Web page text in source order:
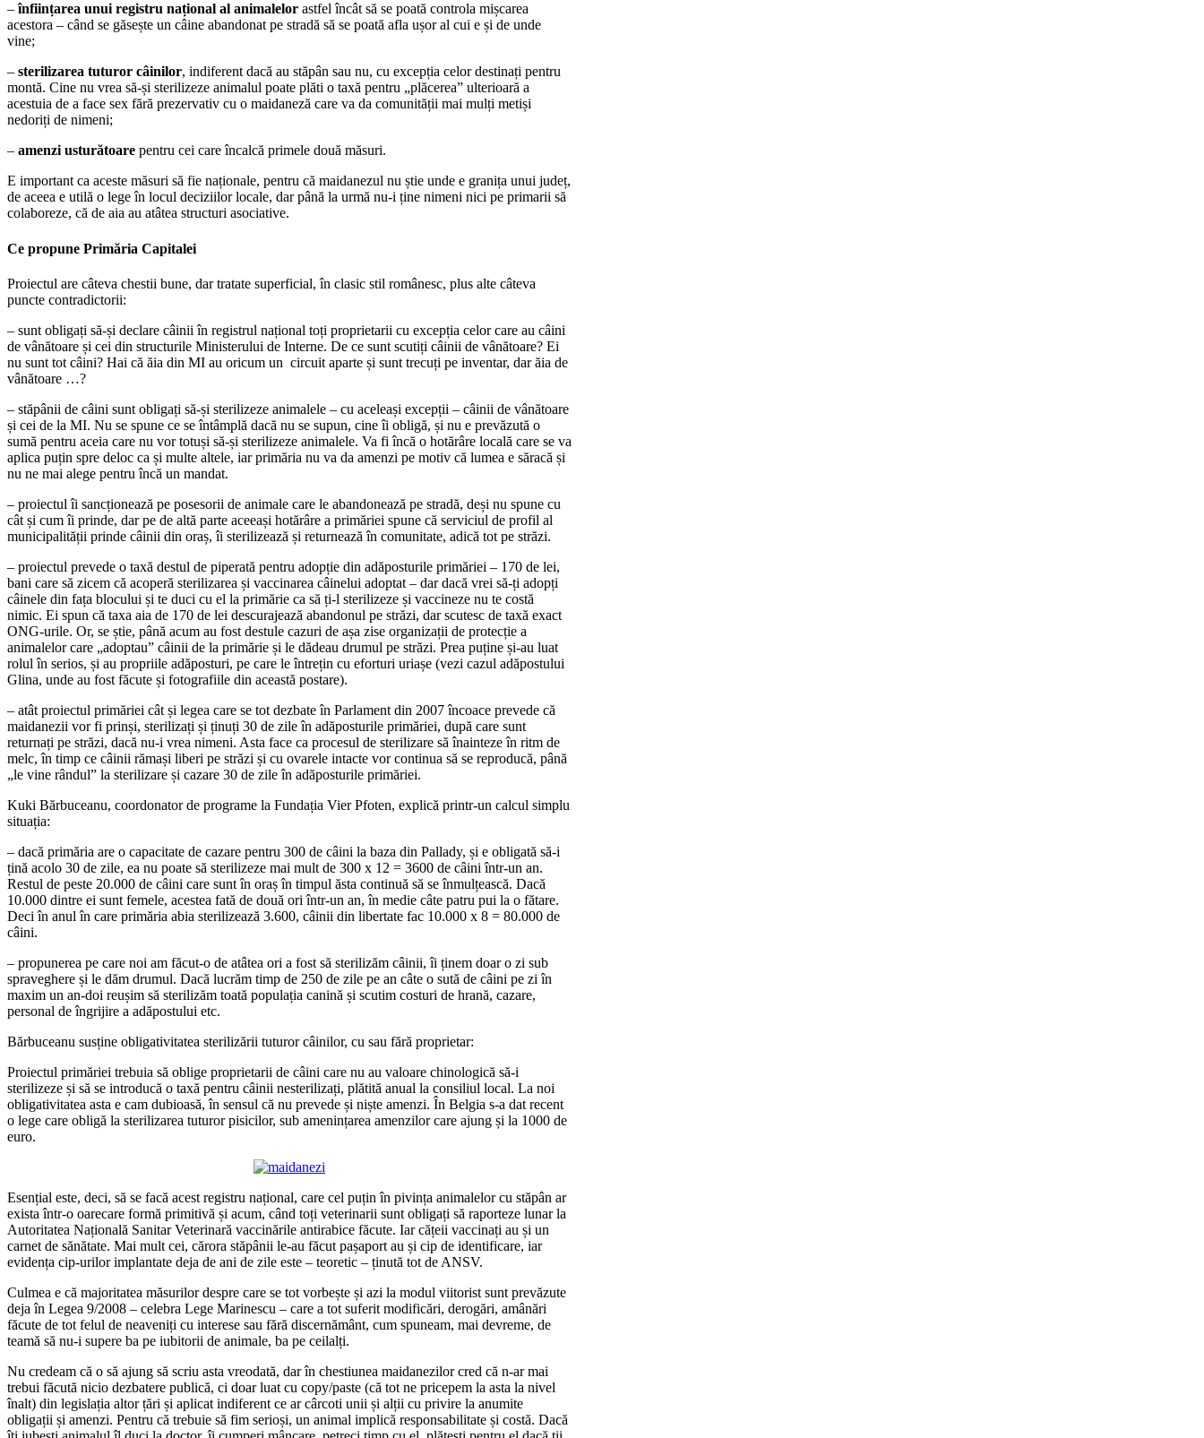
–înființarea unui registru național al animalelor astfel încât să se poată controla mișcarea
acestora – când se găsește un câine abandonat pe stradă să se poată afla ușor al cui e și de unde
vine;
– sterilizarea tuturor câinilor, indiferent dacă au stăpân sau nu, cu excepția celor destinați pentru
montă. Cine nu vrea să-și sterilizeze animalul poate plăti o taxă pentru „plăcerea” ulterioară a
acestuia de a face sex fără prezervativ cu o maidaneză care va da comunității mai mulți metiși
nedoriți de nimeni;
– amenzi usturătoare pentru cei care încalcă primele două măsuri.
E important ca aceste măsuri să fie naționale, pentru că maidanezul nu știe unde e granița unui județ,
de aceea e utilă o lege în locul deciziilor locale, dar până la urmă nu-i ține nimeni nici pe primarii să
colaboreze, că de aia au atâtea structuri asociative.
Ce propune Primăria Capitalei
Proiectul are câteva chestii bune, dar tratate superficial, în clasic stil românesc, plus alte câteva
puncte contradictorii:
– sunt obligați să-și declare câinii în registrul național toți proprietarii cu excepția celor care au câini
de vânătoare și cei din structurile Ministerului de Interne. De ce sunt scutiți câinii de vânătoare? Ei
nu sunt tot câini? Hai că ăia din MI au oricum un circuit aparte și sunt trecuți pe inventar, dar ăia de
vânătoare …?
– stăpânii de câini sunt obligați să-și sterilizeze animalele – cu aceleași excepții – câinii de vânătoare
și cei de la MI. Nu se spune ce se întâmplă dacă nu se supun, cine îi obligă, și nu e prevăzută o
sumă pentru aceia care nu vor totuși să-și sterilizeze animalele. Va fi încă o hotărâre locală care se va
aplica puțin spre deloc ca și multe altele, iar primăria nu va da amenzi pe motiv că lumea e săracă și
nu ne mai alege pentru încă un mandat.
– proiectul îi sancționează pe posesorii de animale care le abandonează pe stradă, deși nu spune cu
cât și cum îi prinde, dar pe de altă parte aceeași hotărâre a primăriei spune că serviciul de profil al
municipalității prinde câinii din oraș, îi sterilizează și returnează în comunitate, adică tot pe străzi.
– proiectul prevede o taxă destul de piperată pentru adopție din adăposturile primăriei – 170 de lei,
bani care să zicem că acoperă sterilizarea și vaccinarea câinelui adoptat – dar dacă vrei să-ți adopți
câinele din fața blocului și te duci cu el la primărie ca să ți-l sterilizeze și vaccineze nu te costă
nimic. Ei spun că taxa aia de 170 de lei descurajează abandonul pe străzi, dar scutesc de taxă exact
ONG-urile. Or, se știe, până acum au fost destule cazuri de așa zise organizații de protecție a
animalelor care „adoptau” câinii de la primărie și le dădeau drumul pe străzi. Prea puține și-au luat
rolul în serios, și au propriile adăposturi, pe care le întrețin cu eforturi uriașe (vezi cazul adăpostului
Glina, unde au fost făcute și fotografiile din această postare).
– atât proiectul primăriei cât și legea care se tot dezbate în Parlament din 2007 încoace prevede că
maidanezii vor fi prinși, sterilizați și ținuți 30 de zile în adăposturile primăriei, după care sunt
returnați pe străzi, dacă nu-i vrea nimeni. Asta face ca procesul de sterilizare să înainteze în ritm de
melc, în timp ce câinii rămași liberi pe străzi și cu ovarele intacte vor continua să se reproducă, până
„le vine rândul” la sterilizare și cazare 30 de zile în adăposturile primăriei.
Kuki Bărbuceanu, coordonator de programe la Fundația Vier Pfoten, explică printr-un calcul simplu
situația:
– dacă primăria are o capacitate de cazare pentru 300 de câini la baza din Pallady, și e obligată să-i
țină acolo 30 de zile, ea nu poate să sterilizeze mai mult de 300 x 12 = 3600 de câini într-un an.
Restul de peste 20.000 de câini care sunt în oraș în timpul ăsta continuă să se înmulțească. Dacă
10.000 dintre ei sunt femele, acestea fată de două ori într-un an, în medie câte patru pui la o fătare.
Deci în anul în care primăria abia sterilizează 3.600, câinii din libertate fac 10.000 x 8 = 80.000 de
câini.
– propunerea pe care noi am făcut-o de atâtea ori a fost să sterilizăm câinii, îi ținem doar o zi sub
spraveghere și le dăm drumul. Dacă lucrăm timp de 250 de zile pe an câte o sută de câini pe zi în
maxim un an-doi reușim să sterilizăm toată populația canină și scutim costuri de hrană, cazare,
personal de îngrijire a adăpostului etc.
Bărbuceanu susține obligativitatea sterilizării tuturor câinilor, cu sau fără proprietar:
Proiectul primăriei trebuia să oblige proprietarii de câini care nu au valoare chinologică să-i
sterilizeze și să se introducă o taxă pentru câinii nesterilizați, plătită anual la consiliul local. La noi
obligativitatea asta e cam dubioasă, în sensul că nu prevede și niște amenzi. În Belgia s-a dat recent
o lege care obligă la sterilizarea tuturor pisicilor, sub amenințarea amenzilor care ajung și la 1000 de
euro.
Esențial este, deci, să se facă acest registru național, care cel puțin în pivința animalelor cu stăpân ar
exista într-o oarecare formă primitivă și acum, când toți veterinarii sunt obligați să raporteze lunar la
Autoritatea Națională Sanitar Veterinară vaccinările antirabice făcute. Iar cățeii vaccinați au și un
carnet de sănătate. Mai mult cei, cărora stăpânii le-au făcut pașaport au și cip de identificare, iar
evidența cip-urilor implantate deja de ani de zile este – teoretic – ținută tot de ANSV.
Culmea e că majoritatea măsurilor despre care se tot vorbește și azi la modul viitorist sunt prevăzute
deja în Legea 9/2008 – celebra Lege Marinescu – care a tot suferit modificări, derogări, amânări
făcute de tot felul de neaveniți cu interese sau fără discernământ, cum spuneam, mai devreme, de
teamă să nu-i supere ba pe iubitorii de animale, ba pe ceilalți.
Nu credeam că o să ajung să scriu asta vreodată, dar în chestiunea maidanezilor cred că n-ar mai
trebui făcută nicio dezbatere publică, ci doar luat cu copy/paste (că tot ne pricepem la asta la nivel
înalt) din legislația altor țări și aplicat indiferent ce ar cârcoti unii și alții cu privire la anumite
obligații și amenzi. Pentru că trebuie să fim serioși, un animal implică responsabilitate și costă. Dacă